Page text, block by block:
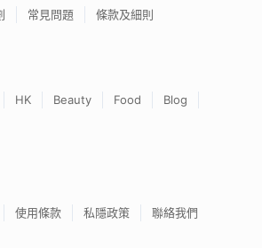
常見問題 條款及細則
HK Beauty Food
Blog
使用條款 私隱政策 聯絡我們